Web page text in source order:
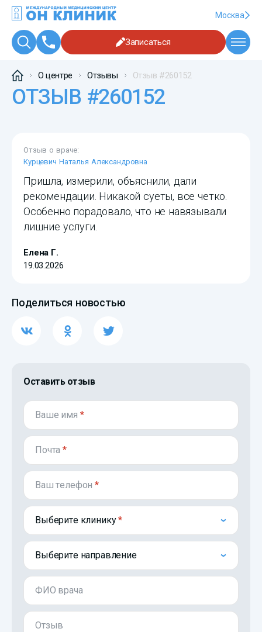
Москва
Записаться
О центре Отзывы Отзыв #260152
ОТЗЫВ #260152
Отзыв о враче:
Курцевич Наталья Александровна
Пришла, измерили, объяснили, дали
рекомендации. Никакой суеты, все четко.
Особенно порадовало, что не навязывали
лишние услуги.
Елена Г.
19.03.2026
Поделиться новостью
Оставить отзыв
Ваше имя *
Почта*
Ваш телефон*
Выберите клинику
Выберите направление
ФИО врача
Отзыв